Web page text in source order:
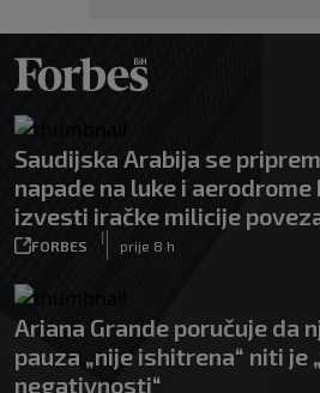
Saudijska Arabija se
napade na luke i aerodrome
izvesti iračke milicije
FORBES
|
prije 8 h
Ariana Grande poručuje da
pauza „nije ishitrena“ niti je
negativnosti“